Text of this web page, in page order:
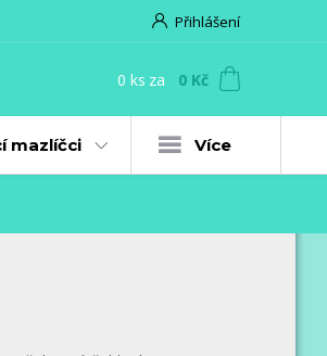
Přihlášení
0 ks za 0 Kč
mazlíčci Více